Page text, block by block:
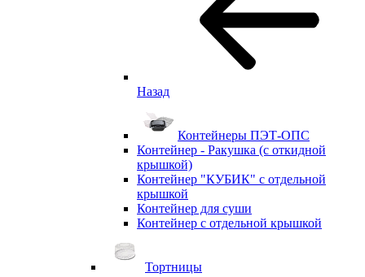
Назад
Контейнеры ПЭТ-ОПС
Контейнер - Ракушка (с откидной
крышкой)
Контейнер "КУБИК" с отдельной
крышкой
Контейнер для суши
Контейнер с отдельной крышкой
Тортницы